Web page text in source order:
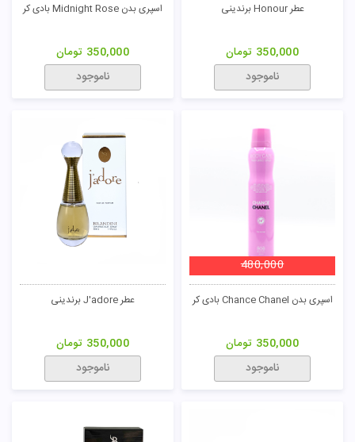
عطر Honour برندینی
350,000 تومان
ناموجود
اسپری بدن Midnight Rose بادی کر
350,000 تومان
ناموجود
اسپری بدن Chance Chanel بادی کر
480,000
350,000 تومان
ناموجود
عطر J'adore برندینی
350,000 تومان
ناموجود